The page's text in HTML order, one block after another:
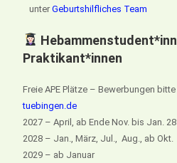
unterGeburtshilfliches Team
Praktikant*innen
Freie APE Plätze – Bewerbungen
tuebingen.de
2027 – April, ab Ende Nov. bis Jan. 28
2028 – Jan., März, Jul., Aug., ab Okt.
2029 – ab Januar